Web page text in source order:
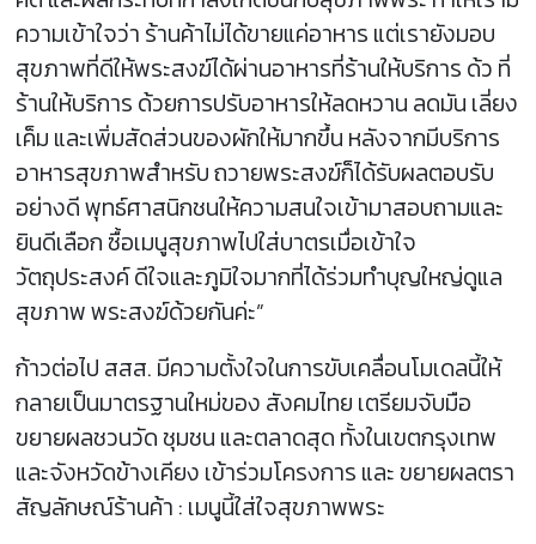
ความเข้าใจว่า ร้านค้าไม่ได้ขายแค่อาหาร แต่เรายังมอบ
สุขภาพที่ดีให้พระสงฆ์ได้ผ่านอาหารที่ร้านให้บริการ ด้ว ที่
ร้านให้บริการ ด้วยการปรับอาหารให้ลดหวาน ลดมัน เลี่ยง
เค็ม และเพิ่มสัดส่วนของผักให้มากขึ้น หลังจากมีบริการ
อาหารสุขภาพสำหรับ ถวายพระสงฆ์ก็ได้รับผลตอบรับ
อย่างดี พุทธ์ศาสนิกชนให้ความสนใจเข้ามาสอบถามและ
ยินดีเลือก ซื้อเมนูสุขภาพไปใส่บาตรเมื่อเข้าใจ
วัตถุประสงค์ ดีใจและภูมิใจมากที่ได้ร่วมทำบุญใหญ่ดูแล
สุขภาพ พระสงฆ์ด้วยกันค่ะ”
ก้าวต่อไป สสส. มีความตั้งใจในการขับเคลื่อนโมเดลนี้ให้
กลายเป็นมาตรฐานใหม่ของ สังคมไทย เตรียมจับมือ
ขยายผลชวนวัด ชุมชน และตลาดสุด ทั้งในเขตกรุงเทพ
และจังหวัดข้างเคียง เข้าร่วมโครงการ และ ขยายผลตรา
สัญลักษณ์ร้านค้า : เมนูนี้ใส่ใจสุขภาพพระ